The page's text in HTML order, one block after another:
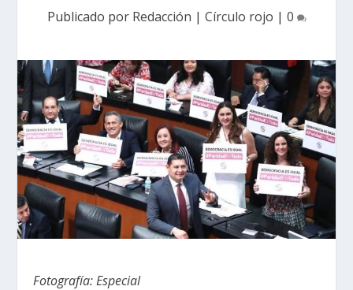
Publicado por Redacción | Círculo rojo | 0
Fotografía: Especial